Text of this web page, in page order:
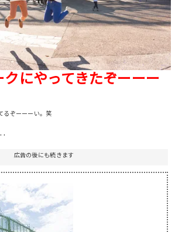
にやってきたぞーーー
るぞーーーい。笑
広告の後にも続きます